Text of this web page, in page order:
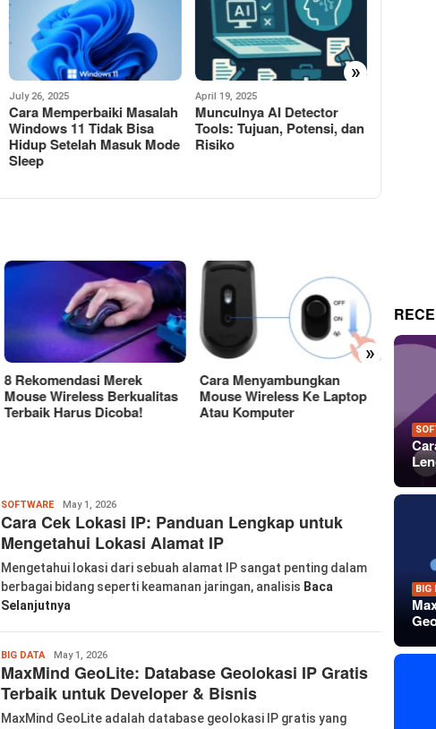
»
April 19, 2025
Munculnya AI Detector
Tools: Tujuan, Potensi, dan
Risiko
February 26, 2025
Hack untuk Membeli
Elektronik Canggih dengan
Harga Lebih Murah
»
Cara Menyambungkan
Mouse Wireless Ke Laptop
Atau Komputer
Perbedaan Antara Layar
OLED Dan LCD Mana Yang
Lebih Baik?
15
Dan
SOFTWARElabkom99
May 1, 2026
Cara Cek Lokasi IP: Panduan Lengkap untuk
Mengetahui Lokasi Alamat IP
Mengetahui lokasi dari sebuah alamat IP sangat penting dalam
berbagai bidang seperti keamanan jaringan, analisis Baca
Selanjutnya
BIG DATAlabkom99
May 1, 2026
MaxMind GeoLite: Database Geolokasi IP Gratis
Terbaik untuk Developer & Bisnis
MaxMind GeoLite adalah database geolokasi IP gratis yang
BIG